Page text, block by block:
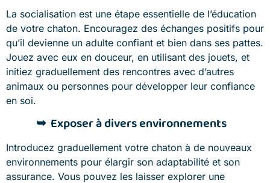
La socialisation est une étape essentielle de l’éducation
de votre chaton. Encouragez des échanges positifs pour
qu’il devienne un adulte confiant et bien dans ses pattes.
Jouez avec eux en douceur, en utilisant des jouets, et
initiez graduellement des rencontres avec d’autres
animaux ou personnes pour développer leur confiance
en soi.
Exposer à divers environnements
Introducez graduellement votre chaton à de nouveaux
environnements pour élargir son adaptabilité et son
assurance. Vous pouvez les laisser explorer une